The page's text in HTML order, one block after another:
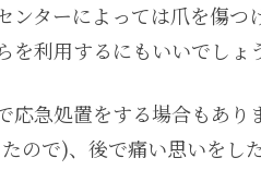
ンターによっては爪を傷
を利用するにもいいでしょ
応急処置をする場合もあ
ので)、後で痛い思いをし